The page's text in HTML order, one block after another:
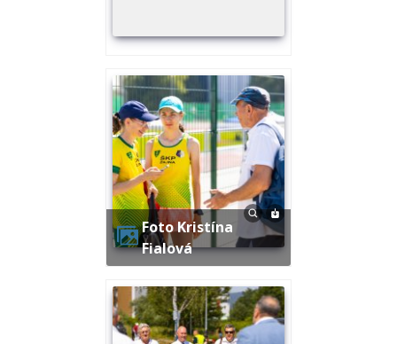
Foto Kristína
Fialová